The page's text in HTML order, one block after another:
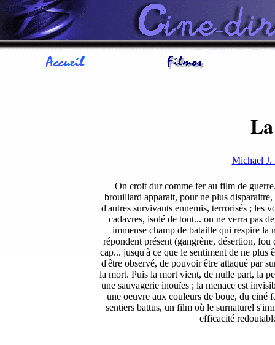
Michael
On croit dur comme fer au film de
brouillard apparait, pour ne plus
d'autres survivants ennemis, terrorisés ; les
cadavres, isolé de tout... on ne verra pas
immense champ de bataille qui respire la
répondent présent (gangrène, désertion,
cap... jusqu'à ce que le sentiment de ne plus
d'être observé, de pouvoir être attaqué par
la mort. Puis la mort vient, de nulle part, la
une sauvagerie inouïes ; la menace est
une oeuvre aux couleurs de boue, du ciné
sentiers battus, un film où le surnaturel
efficacité